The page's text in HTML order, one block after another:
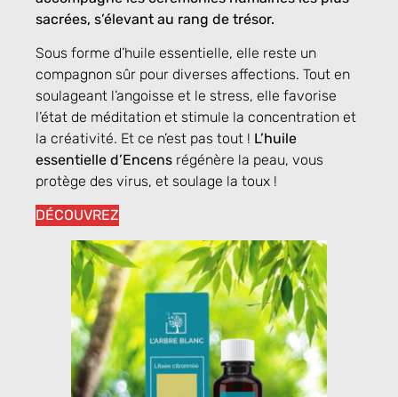
sacrées, s’élevant au rang de trésor.
Sous forme d’huile essentielle, elle reste un
compagnon sûr pour diverses affections. Tout en
soulageant l’angoisse et le stress, elle favorise
l’état de méditation et stimule la concentration et
la créativité. Et ce n’est pas tout ! L’huile
essentielle d’Encens régénère la peau, vous
protège des virus, et soulage la toux !
DÉCOUVREZ